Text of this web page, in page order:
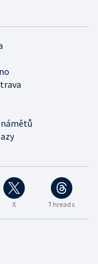
X Threads